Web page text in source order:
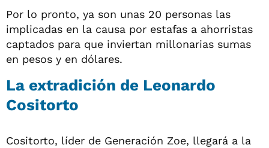
Por lo pronto, ya son unas 20 personas las
implicadas en la causa por estafas a ahorristas
captados para que inviertan millonarias sumas
en pesos y en dólares.
La extradición de Leonardo
Cositorto
Cositorto, líder de Generación Zoe, llegará a la